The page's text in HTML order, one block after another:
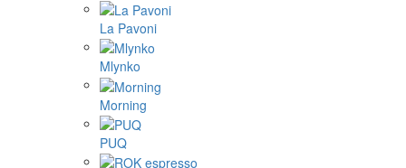
La Pavoni
Mlynko
Morning
PUQ